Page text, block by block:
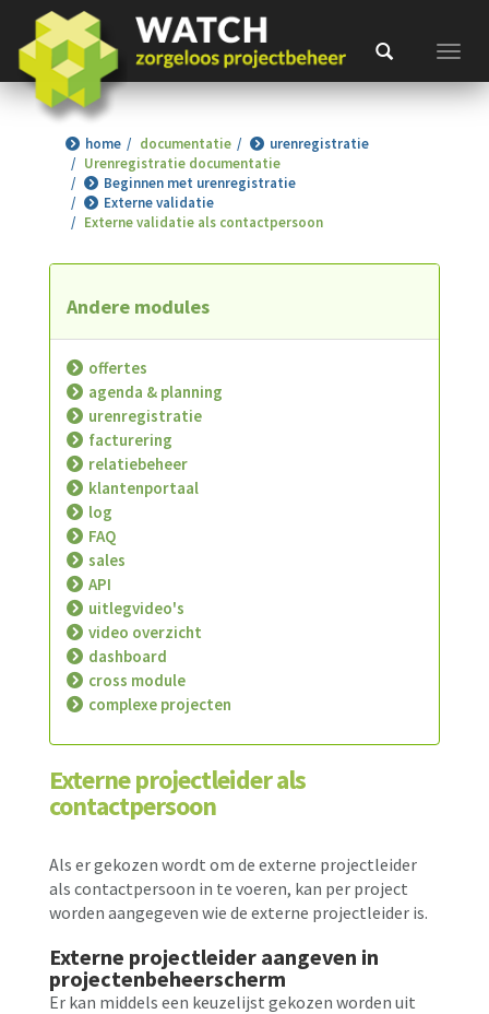
home documentatie
urenregistratie
Urenregistratie documentatie
Beginnen met urenregistratie
Externe validatie
Externe validatie als contactpersoon
Andere modules
offertes
agenda & planning
urenregistratie
facturering
relatiebeheer
klantenportaal
log
FAQ
sales
API
uitlegvideo's
video overzicht
dashboard
cross module
complexe projecten
Externe projectleider als
contactpersoon
Als er gekozen wordt om de externe projectleider
als contactpersoon in te voeren, kan per project
worden aangegeven wie de externe projectleider is.
Externe projectleider aangeven in
projectenbeheerscherm
Er kan middels een keuzelijst gekozen worden uit